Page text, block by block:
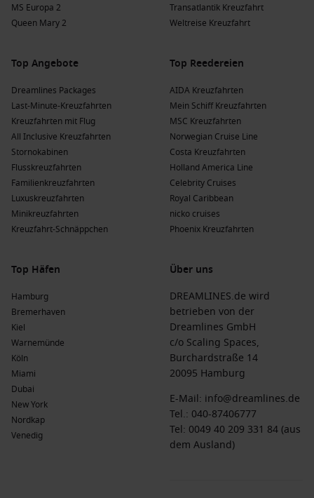
MS Europa 2
Queen Mary 2
Transatlantik Kreuzfahrt
Weltreise Kreuzfahrt
Top Angebote
Dreamlines Packages
Last-Minute-Kreuzfahrten
Kreuzfahrten mit Flug
All Inclusive Kreuzfahrten
Stornokabinen
Flusskreuzfahrten
Familienkreuzfahrten
Luxuskreuzfahrten
Minikreuzfahrten
Kreuzfahrt-Schnäppchen
Top Reedereien
AIDA Kreuzfahrten
Mein Schiff Kreuzfahrten
MSC Kreuzfahrten
Norwegian Cruise Line
Costa Kreuzfahrten
Holland America Line
Celebrity Cruises
Royal Caribbean
nicko cruises
Phoenix Kreuzfahrten
Top Häfen
Hamburg
Bremerhaven
Kiel
Warnemünde
Köln
Miami
Dubai
New York
Nordkap
Venedig
Über uns
DREAMLINES.de wird
betrieben von der
Dreamlines GmbH
c/o Scaling Spaces,
Burchardstraße 14
20095 Hamburg
E-Mail: info@dreamlines.de
Tel.: 040-87406777
Tel: 0049 40 209 331 84 (aus
dem Ausland)